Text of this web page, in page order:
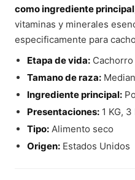
como ingrediente principal
vitaminas y minerales
especificamente para
Etapa de vida:Cachorro
Tamano de raza:
Ingrediente principal:
Presentaciones:1 KG, 3
Tipo:Alimento seco
Origen:Estados Unidos